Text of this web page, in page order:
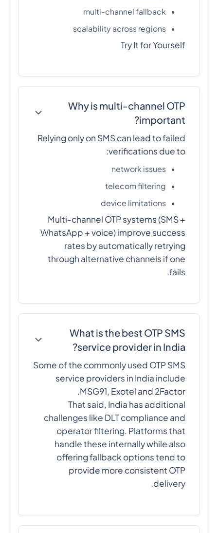
multi-channel fallback
scalability across regions
Try It for Yourself
Why is multi-channel OTP
important?
Relying only on SMS can lead to failed
verifications due to:
network issues
telecom filtering
device limitations
Multi-channel OTP systems (SMS +
WhatsApp + voice) improve success
rates by automatically retrying
through alternative channels if one
fails.
What is the best OTP SMS
service provider in India?
Some of the commonly used OTP SMS
service providers in India include
MSG91, Exotel and 2Factor.
That said, India has additional
challenges like DLT compliance and
operator filtering. Platforms that
handle these internally while also
offering fallback options tend to
provide more consistent OTP
delivery.